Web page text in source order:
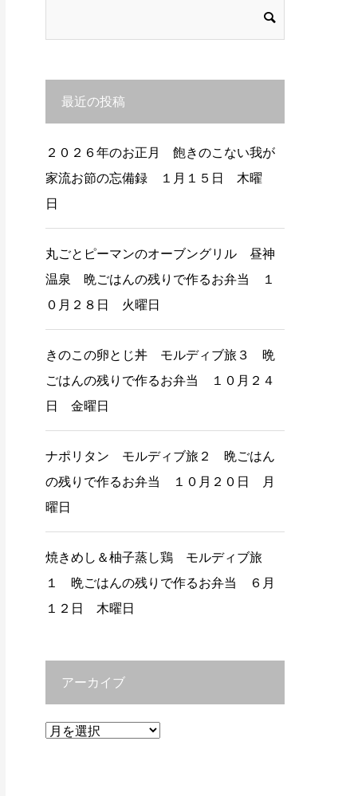
最近の投稿
２０２６年のお正月 飽きのこない我が
家流お節の忘備録 １月１５日 木曜
日
丸ごとピーマンのオーブングリル 昼神
温泉 晩ごはんの残りで作るお弁当 １
０月２８日 火曜日
きのこの卵とじ丼 モルディブ旅３ 晩
ごはんの残りで作るお弁当 １０月２４
日 金曜日
ナポリタン モルディブ旅２ 晩ごはん
の残りで作るお弁当 １０月２０日 月
曜日
焼きめし＆柚子蒸し鶏 モルディブ旅
１ 晩ごはんの残りで作るお弁当 ６月
１２日 木曜日
アーカイブ